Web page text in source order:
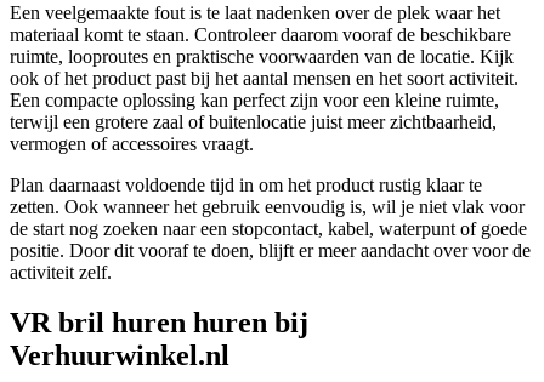
Een veelgemaakte fout is te laat nadenken over de plek waar het
materiaal komt te staan. Controleer daarom vooraf de beschikbare
ruimte, looproutes en praktische voorwaarden van de locatie. Kijk
ook of het product past bij het aantal mensen en het soort activiteit.
Een compacte oplossing kan perfect zijn voor een kleine ruimte,
terwijl een grotere zaal of buitenlocatie juist meer zichtbaarheid,
vermogen of accessoires vraagt.
Plan daarnaast voldoende tijd in om het product rustig klaar te
zetten. Ook wanneer het gebruik eenvoudig is, wil je niet vlak voor
de start nog zoeken naar een stopcontact, kabel, waterpunt of goede
positie. Door dit vooraf te doen, blijft er meer aandacht over voor de
activiteit zelf.
VR bril huren huren bij
Verhuurwinkel.nl